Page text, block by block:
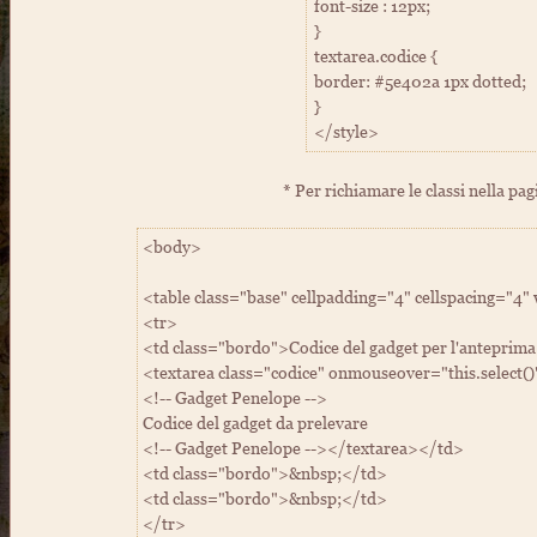
font-size : 12px;
}
textarea.codice {
border: #5e402a 1px dotted;
}
</style>
* Per richiamare le classi nella
<body>
<table class="base" cellpadding="4"
<tr>
<td class="bordo">Codice del gadget per
<textarea class="codice"
<!-- Gadget Penelope -->
Codice del gadget da prelevare
<!-- Gadget Penelope --></textarea></td>
<td class="bordo">&nbsp;</td>
<td class="bordo">&nbsp;</td>
</tr>